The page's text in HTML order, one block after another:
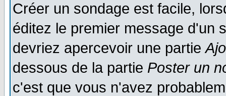
Créer un sondage est facile,
éditez le premier message d'un
devriez apercevoir une partie
dessous de la partie Poster un
c'est que vous n'avez